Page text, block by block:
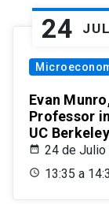
24 JUL
Evan
Professor
UC Berkeley
24 de Julio
13:35 a